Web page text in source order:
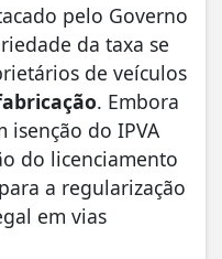
pelo Governo
da taxa se
de veículos
. Embora
isenção do IPVA
do licenciamento
a regularização
em vias